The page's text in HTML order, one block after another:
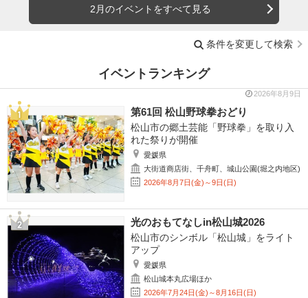
2月のイベントをすべて見る
条件を変更して検索
イベントランキング
2026年8月9日
第61回 松山野球拳おどり
松山市の郷土芸能「野球拳」を取り入
れた祭りが開催
愛媛県
大街道商店街、千舟町、城山公園(堀之内地区)
2026年8月7日(金)～9日(日)
光のおもてなしin松山城2026
松山市のシンボル「松山城」をライト
アップ
愛媛県
松山城本丸広場ほか
2026年7月24日(金)～8月16日(日)